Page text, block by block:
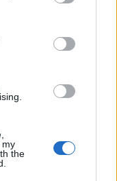
my
the
αγορά leasing
χρονιά για τον
διεθνή σειρά δεικτών